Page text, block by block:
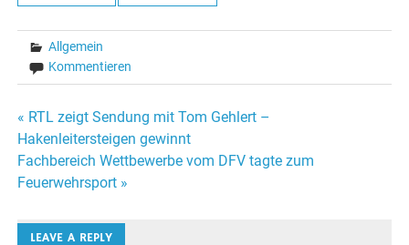
Allgemein
Kommentieren
Beitragsnavigation
« RTL zeigt Sendung mit Tom Gehlert –
Hakenleitersteigen gewinnt
Fachbereich Wettbewerbe vom DFV tagte zum
Feuerwehrsport »
LEAVE A REPLY